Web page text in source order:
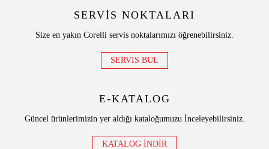
SERVİS NOKTALARI
Size en yakın Corelli servis noktalarımızı öğrenebilirsiniz.
SERVİS BUL
E-KATALOG
Güncel ürünlerimizin yer aldığı kataloğumuzu İnceleyebilirsiniz.
KATALOG İNDİR